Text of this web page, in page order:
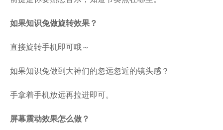
如果知识兔做旋转效果？
直接旋转手机即可哦～
如果知识兔做到大神们的忽远忽近的镜头感？
手拿着手机放远再拉进即可。
屏幕震动效果怎么做？